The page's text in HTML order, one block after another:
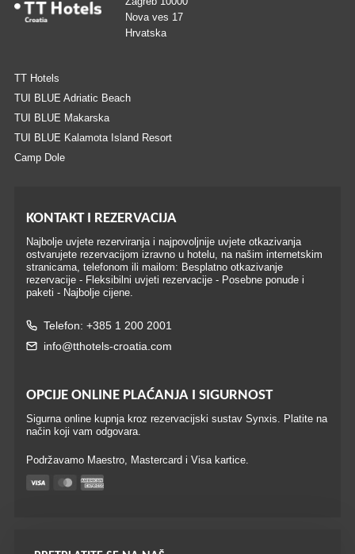
Nova ves 17
Hrvatska
TT Hotels
TUI BLUE Adriatic Beach
TUI BLUE Makarska
TUI BLUE Kalamota Island Resort
Camp Dole
KONTAKT I REZERVACIJA
Najbolje uvjete rezerviranja i najpovoljnije uvjete otkazivanja
ostvarujete rezervacijom izravno u hotelu, na našim internetskim
stranicama, telefonom ili mailom: Besplatno otkazivanje
rezervacije - Fleksibilni uvjeti rezervacije - Posebne ponude i
paketi - Najbolje cijene.
Telefon: +385 1 200 2001
info@tthotels-croatia.com
OPCIJE ONLINE PLAĆANJA I SIGURNOST
Sigurna online kupnja kroz rezervacijski sustav Synxis. Platite na
način koji vam odgovara.
Podržavamo Maestro, Mastercard i Visa kartice.